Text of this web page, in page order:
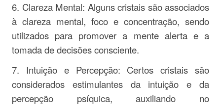
6. Clareza Mental: Alguns cristais são associados
à clareza mental, foco e concentração, sendo
utilizados para promover a mente alerta e a
tomada de decisões consciente.
7. Intuição e Percepção: Certos cristais são
considerados estimulantes da intuição e da
percepção psíquica, auxiliando no